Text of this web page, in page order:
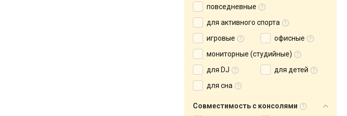
повседневные
для активного спорта
игровые
офисные
мониторные (студийные)
для DJ
для детей
для сна
Совместимость с консолями